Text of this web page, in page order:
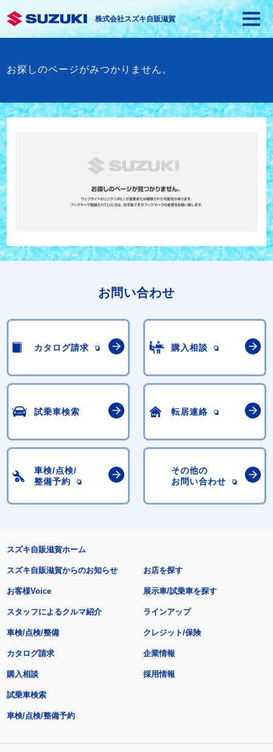
株式会社スズキ自販滋賀
お探しのページがみつかりません。
お問い合わせ
カタログ請求 購入相談
試乗車検索 転居連絡
車検/点検/
整備予約
その他の
お問い合わせ
スズキ自販滋賀ホーム
スズキ自販滋賀からのお知らせ
お客様Voice
スタッフによるクルマ紹介
お店を探す
展示車/試乗車を探す
ラインアップ
車検/点検/整備 クレジット/保険
カタログ請求
購入相談
試乗車検索
車検/点検/整備予約
企業情報
採用情報